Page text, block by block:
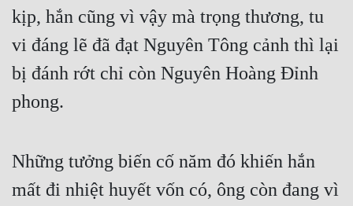
kịp, hắn cũng vì vậy mà trọng thương, tu
vi đáng lẽ đã đạt Nguyên Tông cảnh thì lại
bị đánh rớt chỉ còn Nguyên Hoàng Đỉnh
phong.
Những tưởng biến cố năm đó khiến hắn
mất đi nhiệt huyết vốn có, ông còn đang vì